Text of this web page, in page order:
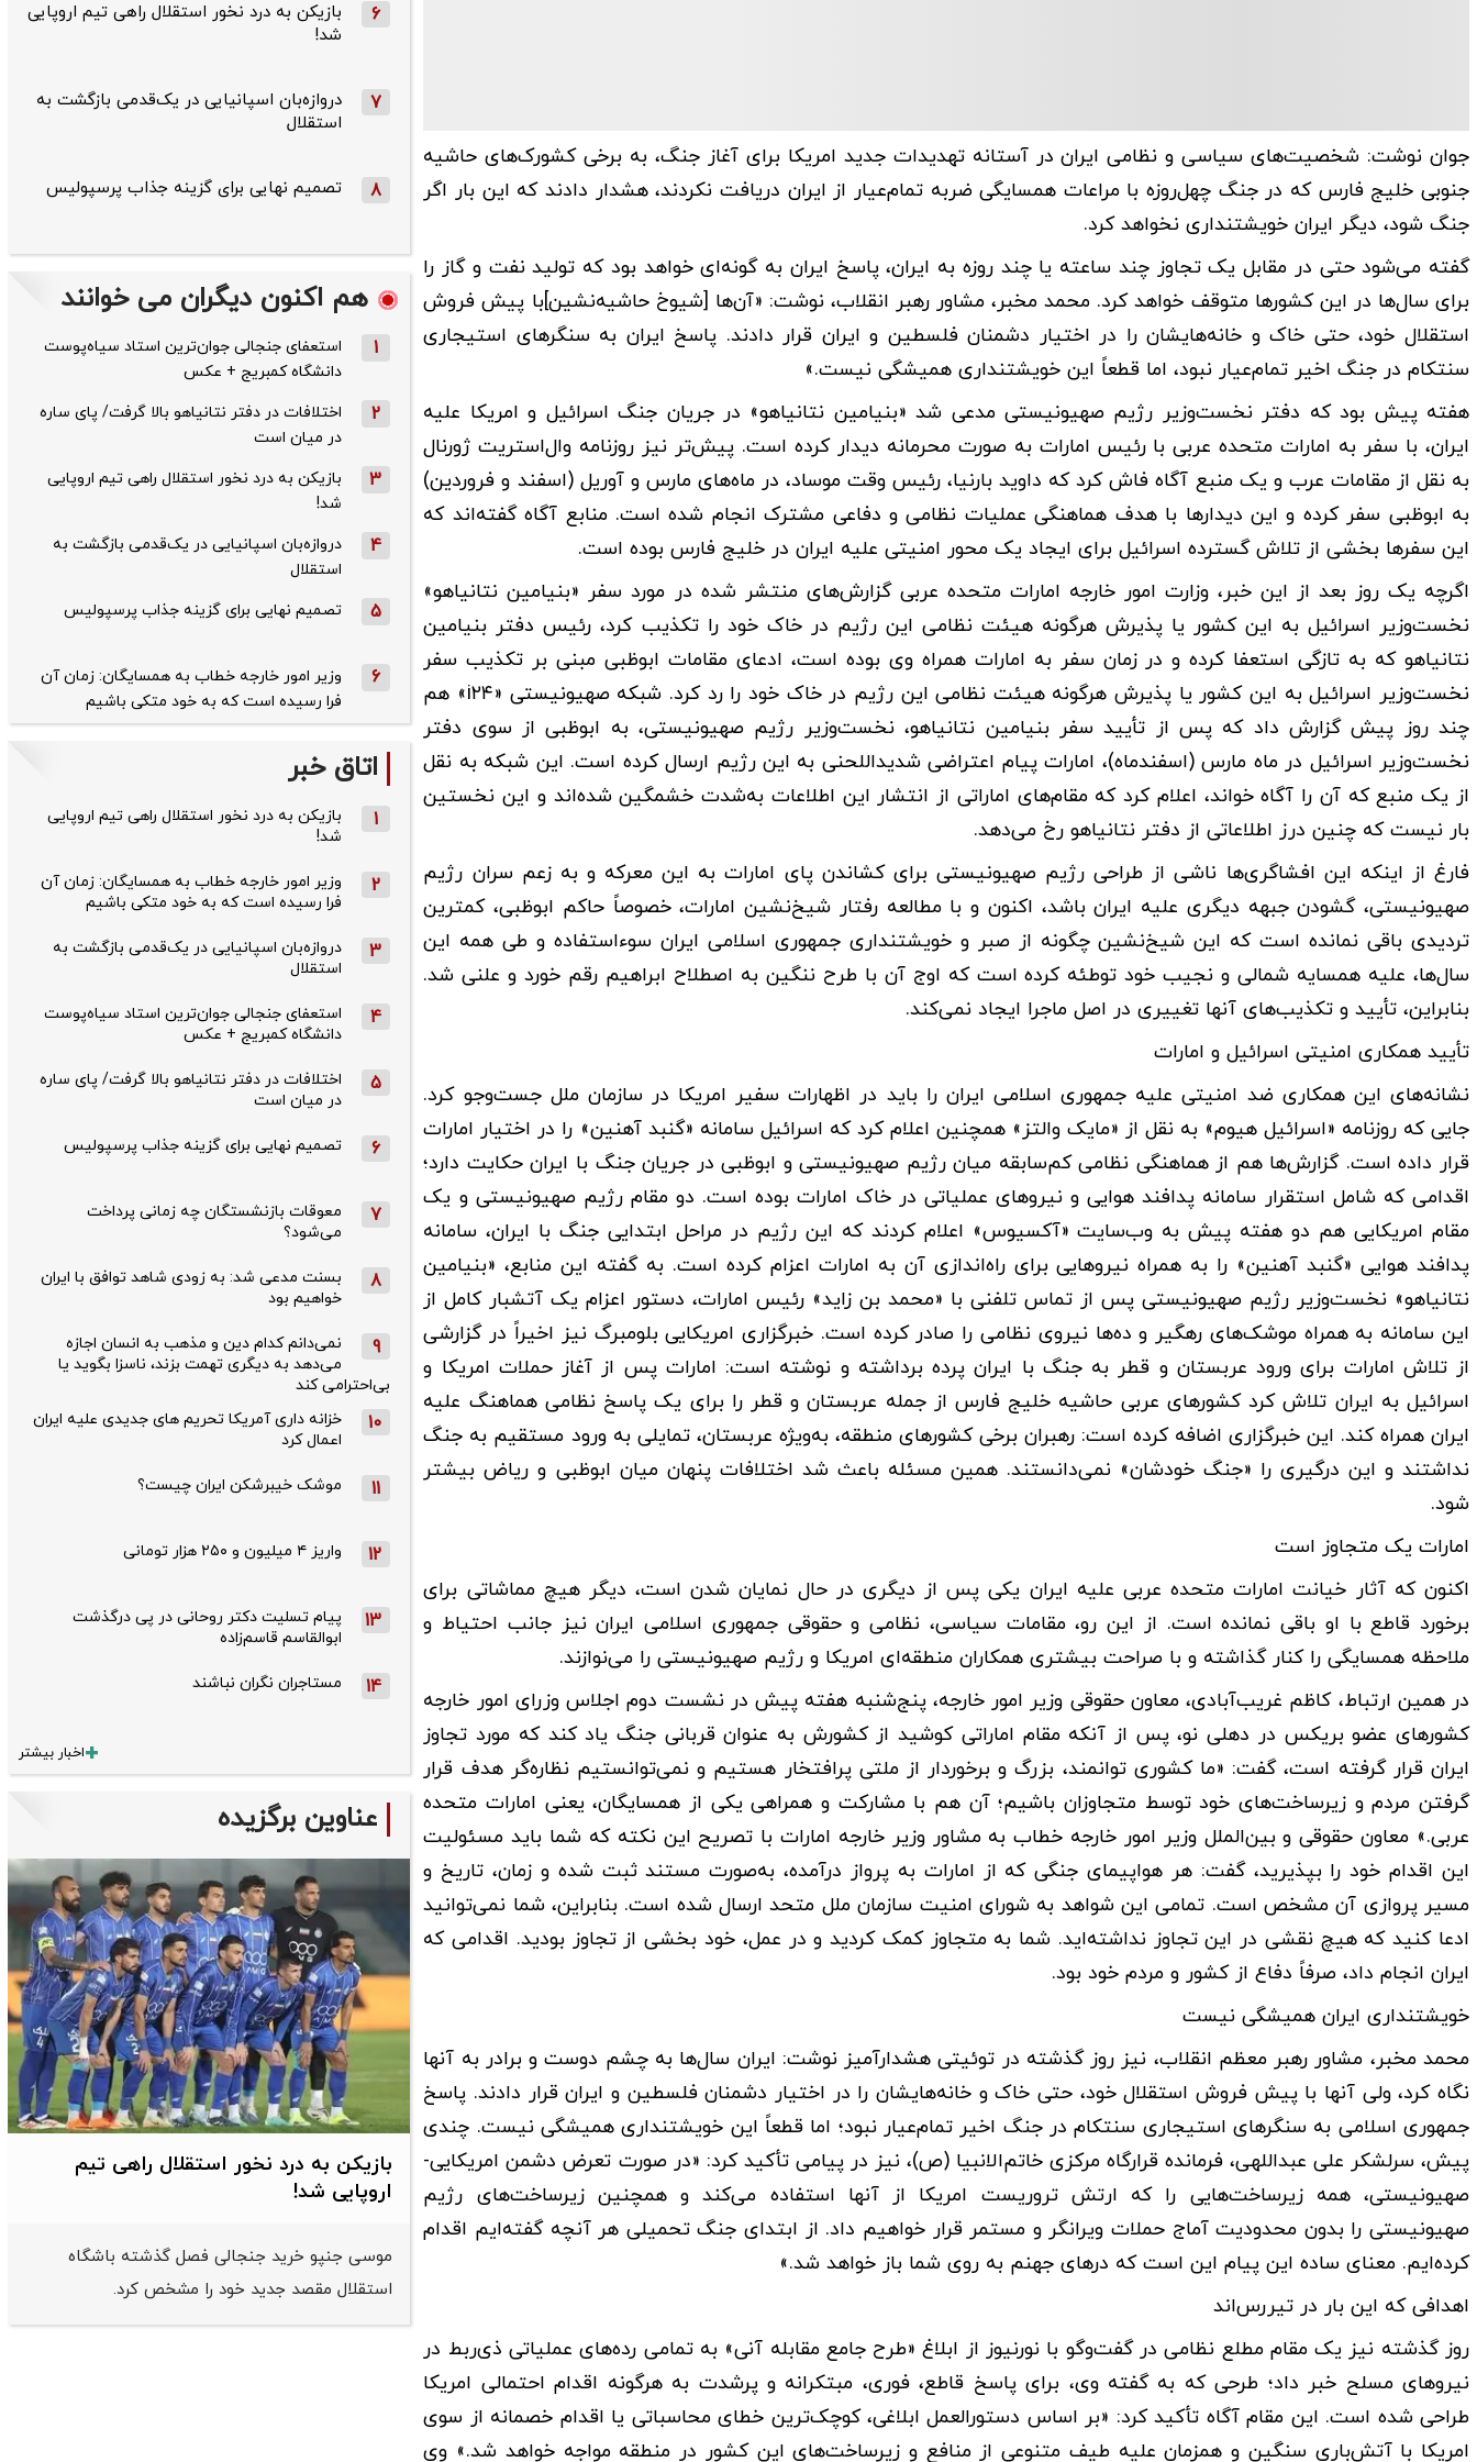
جوان نوشت: شخصیت‌های سیاسی و نظامی ایران در آستانه تهدیدات جدید امریکا برای آغاز جنگ، به برخی کشورک‌های حاشیه
جنوبی خلیج فارس که در جنگ چهل‌روزه با مراعات همسایگی ضربه تمام‌عیار از ایران دریافت نکردند، هشدار دادند که این بار اگر
جنگ شود، دیگر ایران خویشتنداری نخواهد کرد.
گفته می‌شود حتی در مقابل یک تجاوز چند ساعته یا چند روزه به ایران، پاسخ ایران به گونه‌ای خواهد بود که تولید نفت و گاز را
برای سال‌ها در این کشورها متوقف خواهد کرد. محمد مخبر، مشاور رهبر انقلاب، نوشت: «آن‌ها [شیوخ حاشیه‌نشین]با پیش فروش
استقلال خود، حتی خاک و خانه‌هایشان را در اختیار دشمنان فلسطین و ایران قرار دادند. پاسخ ایران به سنگرهای استیجاری
سنتکام در جنگ اخیر تمام‌عیار نبود، اما قطعاً این خویشتنداری همیشگی نیست.»
هفته پیش بود که دفتر نخست‌وزیر رژیم صهیونیستی مدعی شد «بنیامین نتانیاهو» در جریان جنگ اسرائیل و امریکا علیه
ایران، با سفر به امارات متحده عربی با رئیس امارات به صورت محرمانه دیدار کرده است. پیش‌تر نیز روزنامه وال‌استریت ژورنال
به نقل از مقامات عرب و یک منبع آگاه فاش کرد که داوید بارنیا، رئیس وقت موساد، در ماه‌های مارس و آوریل (اسفند و فروردین)
به ابوظبی سفر کرده و این دیدارها با هدف هماهنگی عملیات نظامی و دفاعی مشترک انجام شده است. منابع آگاه گفته‌اند که
این سفرها بخشی از تلاش گسترده اسرائیل برای ایجاد یک محور امنیتی علیه ایران در خلیج فارس بوده است.
اگرچه یک روز بعد از این خبر، وزارت امور خارجه امارات متحده عربی گزارش‌های منتشر شده در مورد سفر «بنیامین نتانیاهو»
نخست‌وزیر اسرائیل به این کشور یا پذیرش هرگونه هیئت نظامی این رژیم در خاک خود را تکذیب کرد، رئیس دفتر بنیامین
نتانیاهو که به تازگی استعفا کرده و در زمان سفر به امارات همراه وی بوده است، ادعای مقامات ابوظبی مبنی بر تکذیب سفر
نخست‌وزیر اسرائیل به این کشور یا پذیرش هرگونه هیئت نظامی این رژیم در خاک خود را رد کرد. شبکه صهیونیستی «i۲۴» هم
چند روز پیش گزارش داد که پس از تأیید سفر بنیامین نتانیاهو، نخست‌وزیر رژیم صهیونیستی، به ابوظبی از سوی دفتر
نخست‌وزیر اسرائیل در ماه مارس (اسفندماه)، امارات پیام اعتراضی شدیداللحنی به این رژیم ارسال کرده است. این شبکه به نقل
از یک منبع که آن را آگاه خواند، اعلام کرد که مقام‌های اماراتی از انتشار این اطلاعات به‌شدت خشمگین شده‌اند و این نخستین
بار نیست که چنین درز اطلاعاتی از دفتر نتانیاهو رخ می‌دهد.
فارغ از اینکه این افشاگری‌ها ناشی از طراحی رژیم صهیونیستی برای کشاندن پای امارات به این معرکه و به زعم سران رژیم
صهیونیستی، گشودن جبهه دیگری علیه ایران باشد، اکنون و با مطالعه رفتار شیخ‌نشین امارات، خصوصاً حاکم ابوظبی، کمترین
تردیدی باقی نمانده است که این شیخ‌نشین چگونه از صبر و خویشتنداری جمهوری اسلامی ایران سوءاستفاده و طی همه این
سال‌ها، علیه همسایه شمالی و نجیب خود توطئه کرده است که اوج آن با طرح ننگین به اصطلاح ابراهیم رقم خورد و علنی شد.
بنابراین، تأیید و تکذیب‌های آنها تغییری در اصل ماجرا ایجاد نمی‌کند.
تأیید همکاری امنیتی اسرائیل و امارات
نشانه‌های این همکاری ضد امنیتی علیه جمهوری اسلامی ایران را باید در اظهارات سفیر امریکا در سازمان ملل جست‌وجو کرد.
جایی که روزنامه «اسرائیل هیوم» به نقل از «مایک والتز» همچنین اعلام کرد که اسرائیل سامانه «گنبد آهنین» را در اختیار امارات
قرار داده است. گزارش‌ها هم از هماهنگی نظامی کم‌سابقه میان رژیم صهیونیستی و ابوظبی در جریان جنگ با ایران حکایت دارد؛
اقدامی که شامل استقرار سامانه پدافند هوایی و نیروهای عملیاتی در خاک امارات بوده است. دو مقام رژیم صهیونیستی و یک
مقام امریکایی هم دو هفته پیش به وب‌سایت «آکسیوس» اعلام کردند که این رژیم در مراحل ابتدایی جنگ با ایران، سامانه
پدافند هوایی «گنبد آهنین» را به همراه نیروهایی برای راه‌اندازی آن به امارات اعزام کرده است. به گفته این منابع، «بنیامین
نتانیاهو» نخست‌وزیر رژیم صهیونیستی پس از تماس تلفنی با «محمد بن زاید» رئیس امارات، دستور اعزام یک آتشبار کامل از
این سامانه به همراه موشک‌های رهگیر و ده‌ها نیروی نظامی را صادر کرده است. خبرگزاری امریکایی بلومبرگ نیز اخیراً در گزارشی
از تلاش امارات برای ورود عربستان و قطر به جنگ با ایران پرده برداشته و نوشته است: امارات پس از آغاز حملات امریکا و
اسرائیل به ایران تلاش کرد کشورهای عربی حاشیه خلیج فارس از جمله عربستان و قطر را برای یک پاسخ نظامی هماهنگ علیه
ایران همراه کند. این خبرگزاری اضافه کرده است: رهبران برخی کشورهای منطقه، به‌ویژه عربستان، تمایلی به ورود مستقیم به جنگ
نداشتند و این درگیری را «جنگ خودشان» نمی‌دانستند. همین مسئله باعث شد اختلافات پنهان میان ابوظبی و ریاض بیشتر
شود.
امارات یک متجاوز است
اکنون که آثار خیانت امارات متحده عربی علیه ایران یکی پس از دیگری در حال نمایان شدن است، دیگر هیچ مماشاتی برای
برخورد قاطع با او باقی نمانده است. از این رو، مقامات سیاسی، نظامی و حقوقی جمهوری اسلامی ایران نیز جانب احتیاط و
ملاحظه همسایگی را کنار گذاشته و با صراحت بیشتری همکاران منطقه‌ای امریکا و رژیم صهیونیستی را می‌نوازند.
در همین ارتباط، کاظم غریب‌آبادی، معاون حقوقی وزیر امور خارجه، پنج‌شنبه هفته پیش در نشست دوم اجلاس وزرای امور خارجه
کشورهای عضو بریکس در دهلی نو، پس از آنکه مقام اماراتی کوشید از کشورش به عنوان قربانی جنگ یاد کند که مورد تجاوز
ایران قرار گرفته است، گفت: «ما کشوری توانمند، بزرگ و برخوردار از ملتی پرافتخار هستیم و نمی‌توانستیم نظاره‌گر هدف قرار
گرفتن مردم و زیرساخت‌های خود توسط متجاوزان باشیم؛ آن هم با مشارکت و همراهی یکی از همسایگان، یعنی امارات متحده
عربی.» معاون حقوقی و بین‌الملل وزیر امور خارجه خطاب به مشاور وزیر خارجه امارات با تصریح این نکته که شما باید مسئولیت
این اقدام خود را بپذیرید، گفت: هر هواپیمای جنگی که از امارات به پرواز درآمده، به‌صورت مستند ثبت شده و زمان، تاریخ و
مسیر پروازی آن مشخص است. تمامی این شواهد به شورای امنیت سازمان ملل متحد ارسال شده است. بنابراین، شما نمی‌توانید
ادعا کنید که هیچ نقشی در این تجاوز نداشته‌اید. شما به متجاوز کمک کردید و در عمل، خود بخشی از تجاوز بودید. اقدامی که
ایران انجام داد، صرفاً دفاع از کشور و مردم خود بود.
خویشتنداری ایران همیشگی نیست
محمد مخبر، مشاور رهبر معظم انقلاب، نیز روز گذشته در توئیتی هشدارآمیز نوشت: ایران سال‌ها به چشم دوست و برادر به آنها
نگاه کرد، ولی آنها با پیش فروش استقلال خود، حتی خاک و خانه‌هایشان را در اختیار دشمنان فلسطین و ایران قرار دادند. پاسخ
جمهوری اسلامی به سنگرهای استیجاری سنتکام در جنگ اخیر تمام‌عیار نبود؛ اما قطعاً این خویشتنداری همیشگی نیست. چندی
پیش، سرلشکر علی عبداللهی، فرمانده قرارگاه مرکزی خاتم‌الانبیا (ص)، نیز در پیامی تأکید کرد: «در صورت تعرض دشمن امریکایی-
صهیونیستی، همه زیرساخت‌هایی را که ارتش تروریست امریکا از آنها استفاده می‌کند و همچنین زیرساخت‌های رژیم
صهیونیستی را بدون محدودیت آماج حملات ویرانگر و مستمر قرار خواهیم داد. از ابتدای جنگ تحمیلی هر آنچه گفته‌ایم اقدام
کرده‌ایم. معنای ساده این پیام این است که درهای جهنم به روی شما باز خواهد شد.»
اهدافی که این بار در تیررس‌اند
روز گذشته نیز یک مقام مطلع نظامی در گفت‌وگو با نورنیوز از ابلاغ «طرح جامع مقابله آنی» به تمامی رده‌های عملیاتی ذی‌ربط در
نیروهای مسلح خبر داد؛ طرحی که به گفته وی، برای پاسخ قاطع، فوری، مبتکرانه و پرشدت به هرگونه اقدام احتمالی امریکا
طراحی شده است. این مقام آگاه تأکید کرد: «بر اساس دستورالعمل ابلاغی، کوچک‌ترین خطای محاسباتی یا اقدام خصمانه از سوی
امریکا با آتش‌باری سنگین و همزمان علیه طیف متنوعی از منافع و زیرساخت‌های این کشور در منطقه مواجه خواهد شد.» وی
6
بازیکن به درد نخور استقلال راهی تیم اروپایی
شد!
7
دروازه‌بان اسپانیایی در یک‌قدمی بازگشت به
استقلال
8 تصمیم نهایی برای گزینه جذاب پرسپولیس
هم اکنون دیگران می خوانند
1
استعفای جنجالی جوان‌ترین استاد سیاه‌پوست
دانشگاه کمبریج + عکس
2
اختلافات در دفتر نتانیاهو بالا گرفت/ پای ساره
در میان است
3
بازیکن به درد نخور استقلال راهی تیم اروپایی
شد!
4
دروازه‌بان اسپانیایی در یک‌قدمی بازگشت به
استقلال
5 تصمیم نهایی برای گزینه جذاب پرسپولیس
6
وزیر امور خارجه خطاب به همسایگان: زمان آن
فرا رسیده است که به خود متکی باشیم
اتاق خبر
1
بازیکن به درد نخور استقلال راهی تیم اروپایی
شد!
2
وزیر امور خارجه خطاب به همسایگان: زمان آن
فرا رسیده است که به خود متکی باشیم
3
دروازه‌بان اسپانیایی در یک‌قدمی بازگشت به
استقلال
4
استعفای جنجالی جوان‌ترین استاد سیاه‌پوست
دانشگاه کمبریج + عکس
5
اختلافات در دفتر نتانیاهو بالا گرفت/ پای ساره
در میان است
6 تصمیم نهایی برای گزینه جذاب پرسپولیس
7
معوقات بازنشستگان چه زمانی پرداخت
می‌شود؟
8
بسنت مدعی شد: به زودی شاهد توافق با ایران
خواهیم بود
9
نمی‌دانم کدام دین و مذهب به انسان اجازه
می‌دهد به دیگری تهمت بزند، ناسزا بگوید یا
بی‌احترامی کند
10
خزانه داری آمریکا تحریم های جدیدی علیه ایران
اعمال کرد
11 موشک خیبرشکن ایران چیست؟
12 واریز ۴ میلیون و ۲۵۰ هزار تومانی
13
پیام تسلیت دکتر روحانی در پی درگذشت
ابوالقاسم قاسم‌زاده
14 مستاجران نگران نباشند
اخبار بیشتر
عناوین برگزیده
بازیکن به درد نخور استقلال راهی تیم
اروپایی شد!
موسی جنپو خرید جنجالی فصل گذشته باشگاه
استقلال مقصد جدید خود را مشخص کرد.